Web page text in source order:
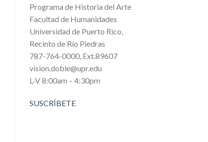
Programa de Historia del Arte
Facultad de Humanidades
Universidad de Puerto Rico,
Recinto de Río Piedras
787-764-0000, Ext.89607
vision.doble@upr.edu
L-V 8:00am – 4:30pm
SUSCRÍBETE